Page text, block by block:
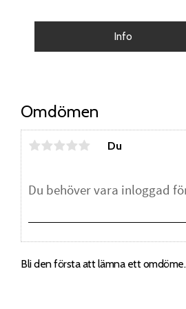
Omdömen
Du
Bli den första att lämna ett omdöme.
Info